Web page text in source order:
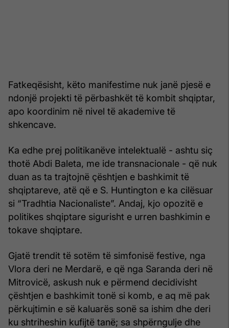
Fatkeqësisht, këto manifestime nuk janë pjesë e
ndonjë projekti të përbashkët të kombit shqiptar,
apo koordinim në nivel të akademive të
shkencave.
Ka edhe prej politikanëve intelektualë - ashtu siç
thotë Abdi Baleta, me ide transnacionale - që nuk
duan as ta trajtojnë çështjen e bashkimit të
shqiptareve, atë që e S. Huntington e ka cilësuar
si “Tradhtia Nacionaliste”. Andaj, kjo opozitë e
politikes shqiptare sigurisht e urren bashkimin e
tokave shqiptare.
Gjatë trendit të sotëm të simfonisë festive, nga
Vlora deri ne Merdarë, e që nga Saranda deri në
Mitrovicë, askush nuk e përmend decidivisht
çështjen e bashkimit tonë si komb, e aq më pak
përkujtimin e së kaluarës sonë sa ishim dhe deri
ku shtriheshin kufijtë tanë; sa shpërngulje dhe